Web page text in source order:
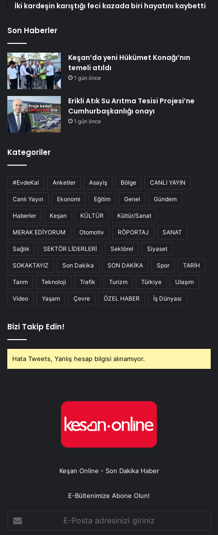
İki kardeşin karıştığı feci kazada biri hayatını kaybetti
Son Haberler
Keşan’da yeni Hükümet Konağı’nın
temeli atıldı
1 gün önce
Erikli Atık Su Arıtma Tesisi Projesi’ne
Cumhurbaşkanlığı onayı
1 gün önce
Kategoriler
#EvdeKal Anketler Asayiş Bölge CANLI YAYIN
Canlı Yayın Ekonomi Eğitim Genel Gündem
Haberler Keşan KÜLTÜR Kültür/Sanat
MERAK EDİYORUM Otomotiv RÖPORTAJ SANAT
Sağlık SEKTÖR LİDERLERİ Sektörel Siyaset
SOKAKTAYIZ Son Dakika SON DAKİKA Spor TARİH
Tarım Teknoloji Trafik Turizm Türkiye Ulaşım
Video Yaşam Çevre ÖZEL HABER İş Dünyası
Bizi Takip Edin!
Hata Tweets, Yanlış hesap bilgisi alınamıyor.
Keşan Online - Son Dakika Haber
E-Bültenimize Abone Olun!
Posta